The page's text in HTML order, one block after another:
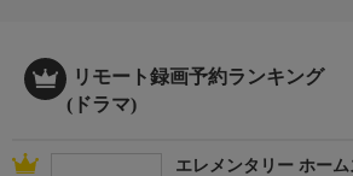
リモート録画予約ランキング
(ドラマ)
エレメンタリー ホー